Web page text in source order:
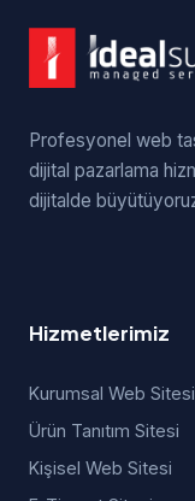
Profesyonel web
dijital pazarlama
dijitalde
Hizmetlerimiz
Kurumsal Web Sitesi
Ürün Tanıtım Sitesi
Kişisel Web Sitesi